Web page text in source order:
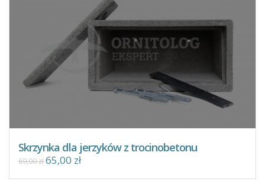
Skrzynka dla jerzyków z trocinobetonu
69,00 zł65,00 zł